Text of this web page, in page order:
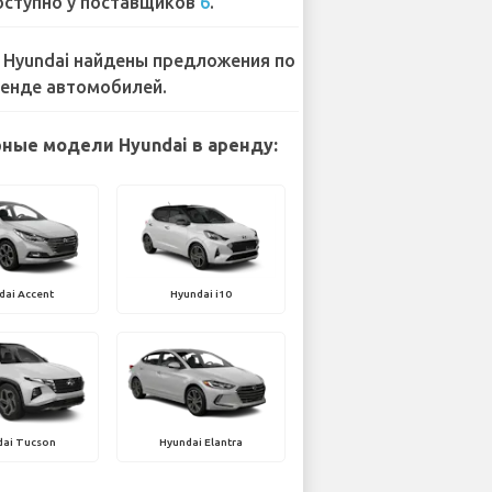
Hyundai найдены предложения по
автомобилей.
модели Hyundai в аренду:
Accent Hyundai i10
Tucson Hyundai Elantra